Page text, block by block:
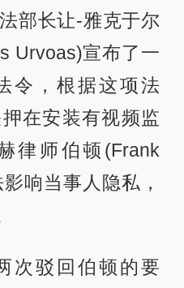
部长让-雅克于尔
Urvoas)宣布了一
令，根据这项法
在安装有视频监
律师伯顿(Frank
响当事人隐私，
次驳回伯顿的要